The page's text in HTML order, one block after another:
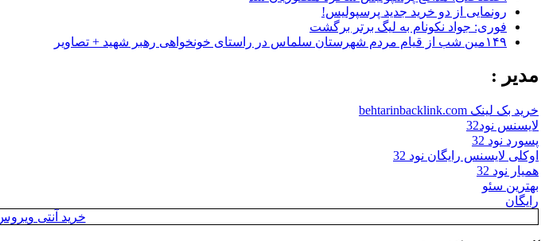
رونمایی از دو خرید جدید پرسپولیس!
فوری: جواد نکونام به لیگ برتر برگشت
۱۴۹مین شب از قیام مردم شهرستان سلماس در راستای خونخواهی رهبر شهید + تصاویر
مدیر :
خرید بک لینک behtarinbacklink.com
لایسنس نود32
پسورد نود 32
اوکلی لایسنس رایگان نود 32
همیار نود 32
بهترین سئو
رایگان
خرید آنتی